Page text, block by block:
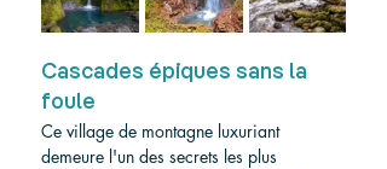
Cascades épiques sans la
foule
Ce village de montagne luxuriant
demeure l'un des secrets les plus